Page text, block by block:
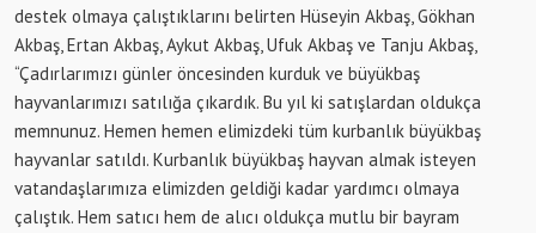
destek olmaya çalıştıklarını belirten Hüseyin Akbaş, Gökhan
Akbaş, Ertan Akbaş, Aykut Akbaş, Ufuk Akbaş ve Tanju Akbaş,
“Çadırlarımızı günler öncesinden kurduk ve büyükbaş
hayvanlarımızı satılığa çıkardık. Bu yıl ki satışlardan oldukça
memnunuz. Hemen hemen elimizdeki tüm kurbanlık büyükbaş
hayvanlar satıldı. Kurbanlık büyükbaş hayvan almak isteyen
vatandaşlarımıza elimizden geldiği kadar yardımcı olmaya
çalıştık. Hem satıcı hem de alıcı oldukça mutlu bir bayram